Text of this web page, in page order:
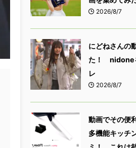
2026/8/7
にどねさんの
た！ nidone
レ
2026/8/7
動画でその便
多機能キッチ